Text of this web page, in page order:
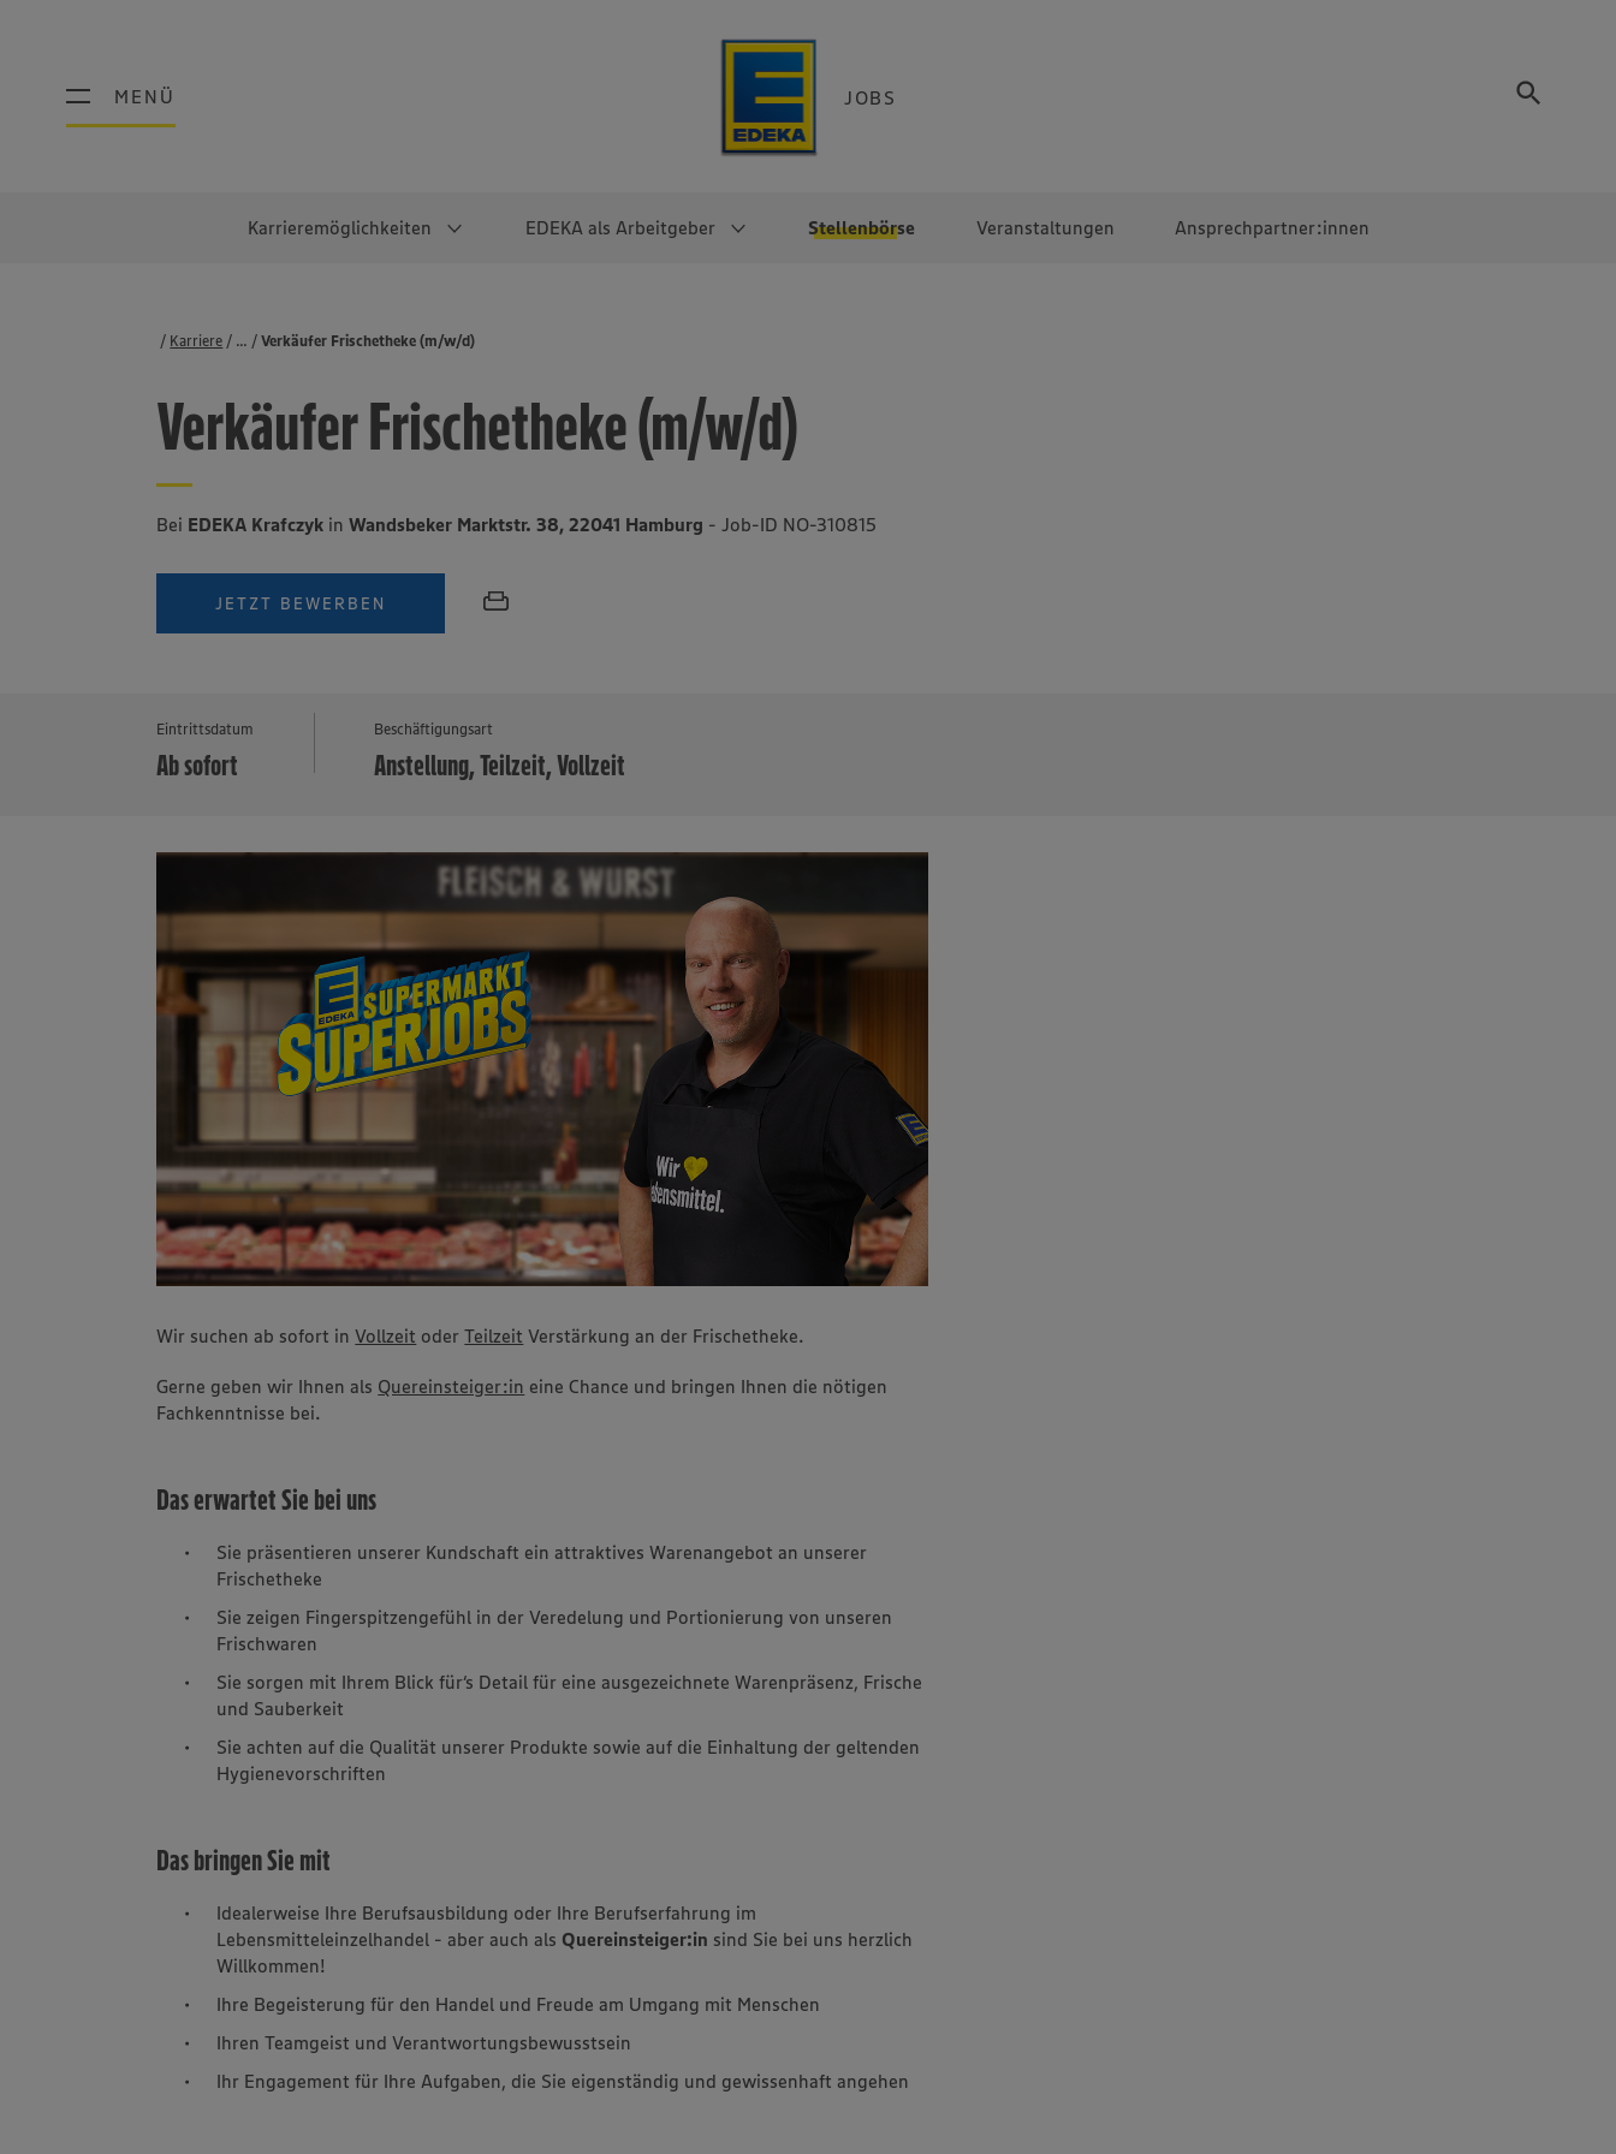
MENÜ JOBS
MENÜ
Karrieremöglichkeiten EDEKA als Arbeitgeber Stellenbörse Veranstaltungen Ansprechpartner:innen
Schülerpraktikum Abschlussarbeiten
Werkstudierendentätigkeit
Direkteinstieg
Noch Fragen?
Faires Gehalt
Diversität
Lebensmittelproduktion
Lager & Logistik
EDEKA-Zentrale
EDEKA Fruchtkontor
EDEKA-
Regionalgesellschaften
Karriere Stellenbörse
Verkäufer Frischetheke (m/w/d)
...
Verkäufer Frischetheke (m/w/d)
Bei EDEKA Krafczyk inWandsbeker Marktstr. 38, 22041 Hamburg - Job-ID NO-310815
JETZT BEWERBEN
Eintrittsdatum
Ab sofort
Beschäftigungsart
Anstellung, Teilzeit, Vollzeit
Wir suchen ab sofort inVollzeit oderTeilzeit Verstärkung an der Frischetheke.
Gerne geben wir Ihnen als Quereinsteiger:in eine Chance und bringen Ihnen die nötigen
Fachkenntnisse bei.
Das erwartet Sie bei uns
Sie präsentieren unserer Kundschaft ein attraktives Warenangebot an unserer
Frischetheke
Sie zeigen Fingerspitzengefühl in der Veredelung und Portionierung von unseren
Frischwaren
Sie sorgen mit Ihrem Blick für‘s Detail für eine ausgezeichnete Warenpräsenz, Frische
und Sauberkeit
Sie achten auf die Qualität unserer Produkte sowie auf die Einhaltung der geltenden
Hygienevorschriften
Das bringen Sie mit
Idealerweise Ihre Berufsausbildung oder Ihre Berufserfahrung im
Lebensmitteleinzelhandel - aber auch als Quereinsteiger:in sind Sie bei uns herzlich
Willkommen!
Ihre Begeisterung für den Handel und Freude am Umgang mit Menschen
Ihren Teamgeist und Verantwortungsbewusstsein
Ihr Engagement für Ihre Aufgaben, die Sie eigenständig und gewissenhaft angehen